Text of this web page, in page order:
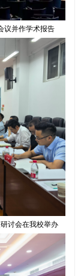
议并作学术报告
讨会在我校举办